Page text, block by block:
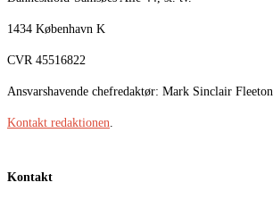
1434 København K
CVR 45516822
Ansvarshavende chefredaktør: Mark Sinclair Fleeton
Kontakt redaktionen
Kontakt